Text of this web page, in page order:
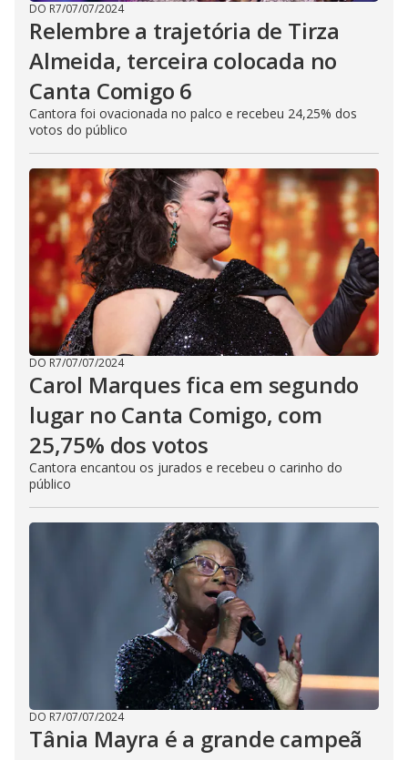
DO R7/07/07/2024
Relembre a trajetória de Tirza
Almeida, terceira colocada no
Canta Comigo 6
Cantora foi ovacionada no palco e recebeu 24,25% dos
votos do público
DO R7/07/07/2024
Carol Marques fica em segundo
lugar no Canta Comigo, com
25,75% dos votos
Cantora encantou os jurados e recebeu o carinho do
público
DO R7/07/07/2024
Tânia Mayra é a grande campeã